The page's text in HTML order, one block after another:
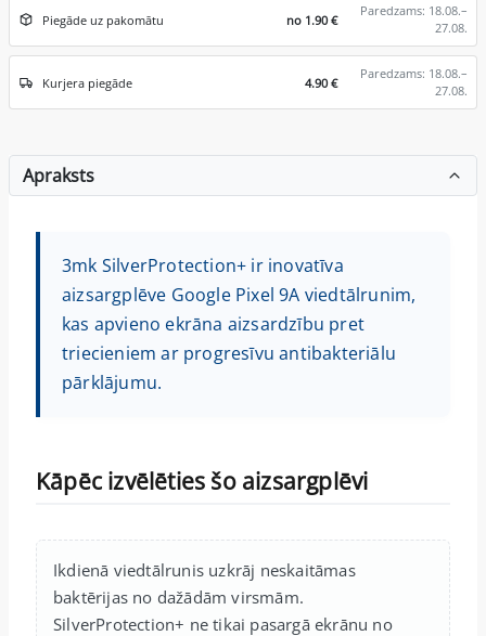
Piegāde uz pakomātu no 1.90 €
Paredzams: 18.08.–
27.08.
Kurjera piegāde 4.90 €
Paredzams: 18.08.–
27.08.
Apraksts
3mk SilverProtection+ ir inovatīva
aizsargplēve Google Pixel 9A viedtālrunim,
kas apvieno ekrāna aizsardzību pret
triecieniem ar progresīvu antibakteriālu
pārklājumu.
Kāpēc izvēlēties šo aizsargplēvi
Ikdienā viedtālrunis uzkrāj neskaitāmas
baktērijas no dažādām virsmām.
SilverProtection+ ne tikai pasargā ekrānu no